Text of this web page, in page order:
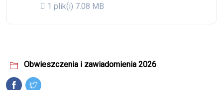
1 plik(i) 7.08 MB
Obwieszczenia i zawiadomienia 2026